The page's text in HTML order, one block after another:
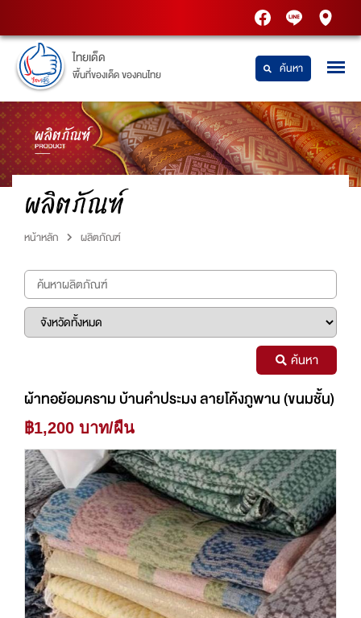
PTT
PTT
ไทยเด็ด
พื้นที่ของเด็ด ของคนไทย ค้นหา
ผลิตภัณฑ์
หน้าหลัก ผลิตภัณฑ์
ค้นหา
ผ้าทอย้อมคราม บ้านคำประมง ลายโค้งภูพาน (ขนมชั้น)
฿1,200 บาท/ผืน